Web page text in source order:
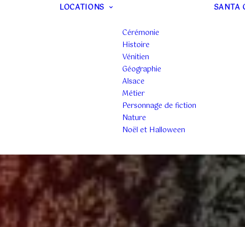
LOCATIONS
Cérémonie
Histoire
Vénitien
Géographie
Alsace
Métier
Personnage de fiction
Nature
Noël et Halloween
SANTA